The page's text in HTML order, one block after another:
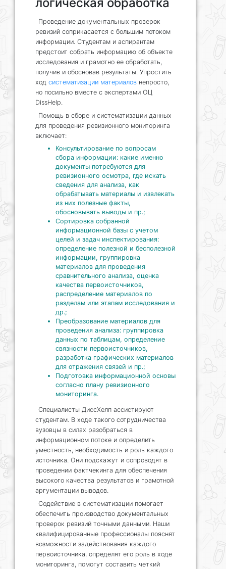
Проведение документальных проверок
ревизий соприкасается с большим потоком
информации. Студентам и аспирантам
предстоит собрать информацию об объекте
исследования и грамотно ее обработать,
получив и обосновав результаты. Упростить
ход систематизации материалов непросто,
но посильно вместе с экспертами ОЦ
DissHelp.
Помощь в сборе и систематизации данных
для проведения ревизионного мониторинга
включает:
Консультирование по вопросам
сбора информации: какие именно
документы потребуются для
ревизионного осмотра, где искать
сведения для анализа, как
обрабатывать материалы и извлекать
из них полезные факты,
обосновывать выводы и пр.;
Сортировка собранной
информационной базы с учетом
целей и задач инспектирования:
определение полезной и бесполезной
информации, группировка
материалов для проведения
сравнительного анализа, оценка
качества первоисточников,
распределение материалов по
разделам или этапам исследования и
др.;
Преобразование материалов для
проведения анализа: группировка
данных по таблицам, определение
связности первоисточников,
разработка графических материалов
для отражения связей и пр.;
Подготовка информационной основы
согласно плану ревизионного
мониторинга.
Специалисты ДиссХелп ассистируют
студентам. В ходе такого сотрудничества
вузовцы в силах разобраться в
информационном потоке и определить
уместность, необходимость и роль каждого
источника. Они подскажут и сопроводят в
проведении фактчекинга для обеспечения
высокого качества результатов и грамотной
аргументации выводов.
Содействие в систематизации помогает
обеспечить производство документальных
проверок ревизий точными данными. Наши
квалифицированные профессионалы пояснят
возможности задействования каждого
первоисточника, определят его роль в ходе
мониторинга, помогут составить четкий